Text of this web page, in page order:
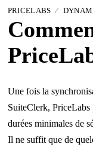
PRICELABS
Une fois la
SuiteClerk, PriceLabs
durées minimales de
Il ne suffit que de